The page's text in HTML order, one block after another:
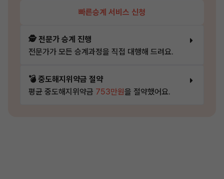
빠른승계 서비스 신청
🕵️ 전문가 승계 진행
전문가가 모든 승계과정을 직접 대행해 드려요.
💣 중도해지위약금 절약
평균 중도해지위약금 753만원을 절약했어요.